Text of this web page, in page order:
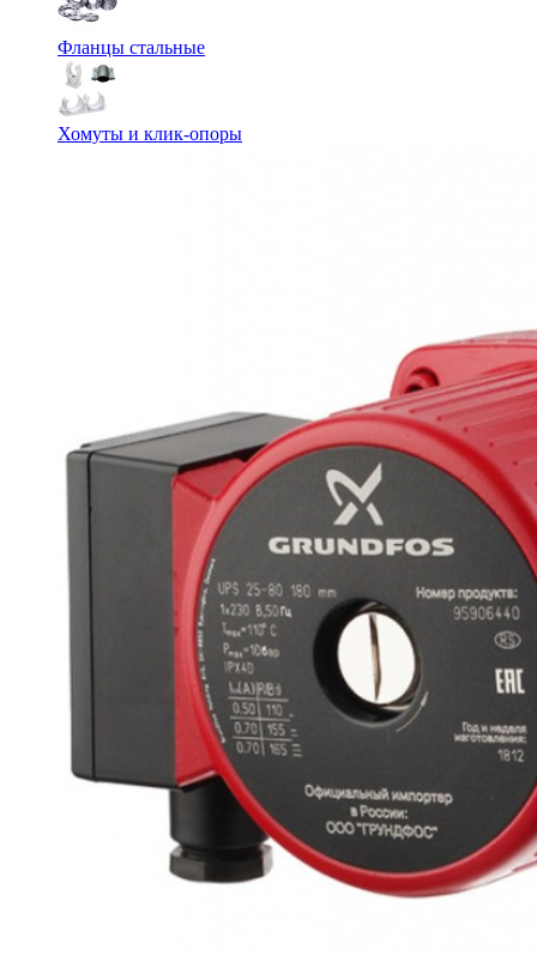
Фланцы стальные
Хомуты и клик-опоры